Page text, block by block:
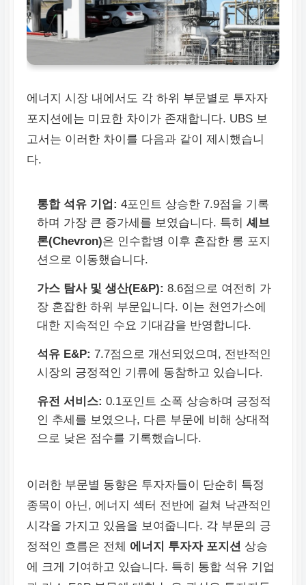
에너지 시장 내에서도 각 하위 부문별로 투자자
포지션에는 미묘한 차이가 존재합니다. UBS 보
고서는 이러한 차이를 다음과 같이 제시했습니
다.
통합 석유 기업: 4포인트 상승한 7.9점을 기록
하며 가장 큰 증가세를 보였습니다. 특히셰브
론(Chevron)은 인수합병 이후 혼잡한 롱 포지
션으로 이동했습니다.
가스 탐사 및 생산(E&P): 8.6점으로 여전히 가
장 혼잡한 하위 부문입니다. 이는 천연가스에
대한 지속적인 수요 기대감을 반영합니다.
석유 E&P: 7.7점으로 개선되었으며, 전반적인
시장의 긍정적인 기류에 동참하고 있습니다.
유전 서비스: 0.1포인트 소폭 상승하며 긍정적
인 추세를 보였으나, 다른 부문에 비해 상대적
으로 낮은 점수를 기록했습니다.
이러한 부문별 동향은 투자자들이 단순히 특정
종목이 아닌, 에너지 섹터 전반에 걸쳐 낙관적인
시각을 가지고 있음을 보여줍니다. 각 부문의 긍
정적인 흐름은 전체 에너지 투자자 포지션 상승
에 크게 기여하고 있습니다. 특히 통합 석유 기업